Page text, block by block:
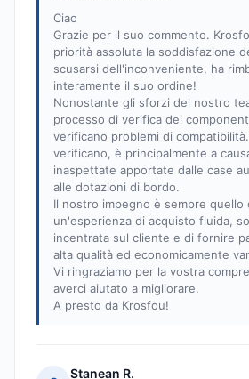
Ciao
Grazie per il suo commento.
priorità assoluta la soddisfazione
scusarsi dell'inconveniente, ha
interamente il suo ordine!
Nonostante gli sforzi del nostro
processo di verifica dei
verificano problemi di
verificano, è principalmente a
inaspettate apportate dalle case
alle dotazioni di bordo.
Il nostro impegno è sempre quello
un'esperienza di acquisto fluida,
incentrata sul cliente e di fornire
alta qualità ed economicamente
Vi ringraziamo per la vostra
averci aiutato a migliorare.
A presto da Krosfou!
Stanean R.